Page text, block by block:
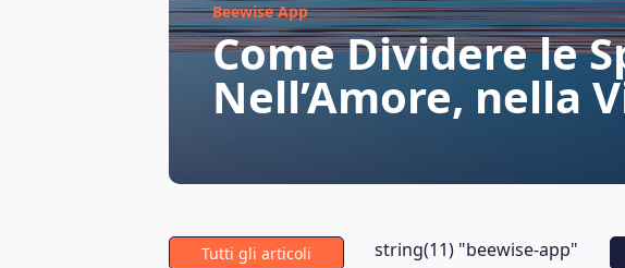
Beewise App
Come Dividere le
Nell’Amore, nella
Tutti gli articoli string(11) "beewise-app"